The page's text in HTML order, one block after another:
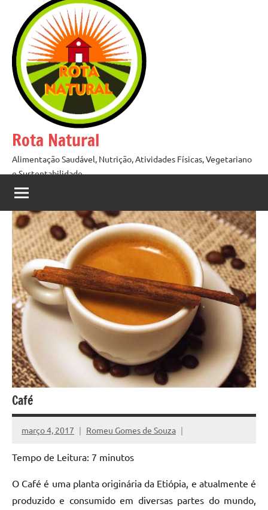
conteúdo
Rota Natural
Alimentação Saudável, Nutrição, Atividades Físicas, Vegetariano
e Sustentabilidade
Café
março 4, 2017 Romeu Gomes de Souza
Tempo de Leitura: 7 minutos
O Café é uma planta originária da Etiópia, e atualmente é
produzido e consumido em diversas partes do mundo,